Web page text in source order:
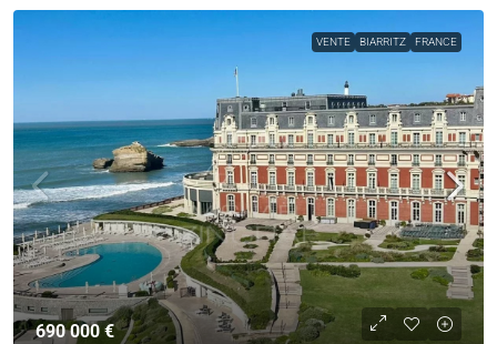
VENTE BIARRITZ FRANCE
690 000 €